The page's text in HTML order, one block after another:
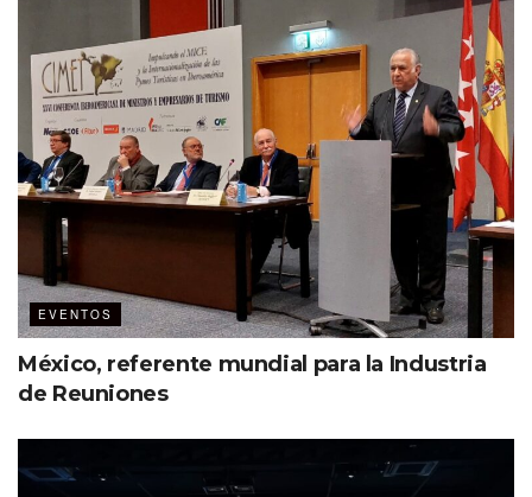
desempeñan las organizaciones de destinos en el
fomento de la participación comunitaria, la resiliencia y
la gestión de destinos. Uno de los aspectos más
destacados fueron los espacios de networking, donde
expertos intercambiaron conocimientos y experiencias,
enriqueciendo aún más la industria turística y MICE.
«Tuvimos una convención anual
récord en Tampa este año y, según
los comentarios de nuestros
invitados, no podríamos estar más
satisfechos con los resultados.
Estamos profundamente
CEO de Visit Tampa Bay, Santiago
Corrada, y su excelente equipo por
EVENTOS
México, referente mundial para la Industria
de Reuniones